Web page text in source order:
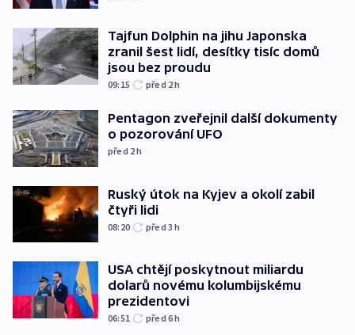
Tajfun Dolphin na jihu Japonska
zranil šest lidí, desítky tisíc domů
jsou bez proudu
09:15 před 2h
Pentagon zveřejnil další dokumenty
o pozorování UFO
před 2h
Ruský útok na Kyjev a okolí zabil
čtyři lidi
08:20 před 3h
USA chtějí poskytnout miliardu
dolarů novému kolumbijskému
prezidentovi
06:51 před 6h